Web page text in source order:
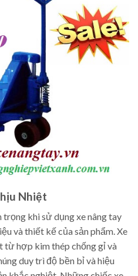
Nhiệt
khi sử dụng xe nâng tay
và thiết kế của sản phẩm. Xe
từ hợp kim thép chống gỉ và
duy trì độ bền bỉ và hiệu